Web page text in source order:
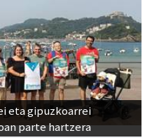
eta gipuzkoarrei
parte hartzera